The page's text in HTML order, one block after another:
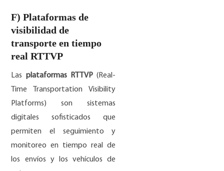
F) Plataformas de
visibilidad de
transporte en tiempo
real RTTVP
Las plataformas RTTVP (Real-
Time Transportation Visibility
Platforms) son sistemas
digitales sofisticados que
permiten el seguimiento y
monitoreo en tiempo real de
los envíos y los vehículos de